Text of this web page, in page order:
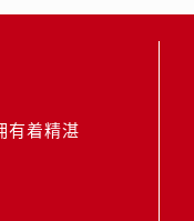
有着精湛